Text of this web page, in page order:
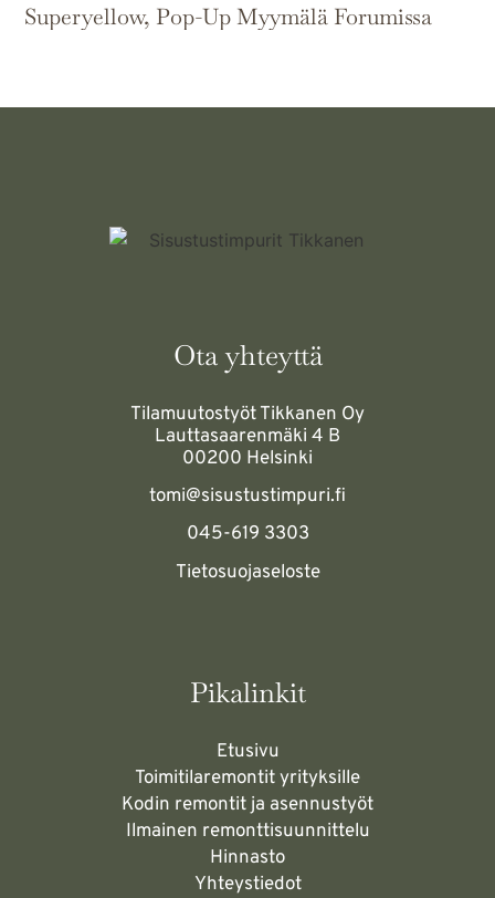
Superyellow, Pop-Up Myymälä Forumissa
Ota yhteyttä
Tilamuutostyöt Tikkanen Oy
Lauttasaarenmäki 4 B
00200 Helsinki
tomi@sisustustimpuri.fi
045-619 3303
Tietosuojaseloste
Pikalinkit
Etusivu
Toimitilaremontit yrityksille
Kodin remontit ja asennustyöt
Ilmainen remonttisuunnittelu
Hinnasto
Yhteystiedot